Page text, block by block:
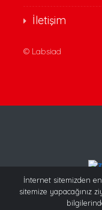
İnternet sitemizden
sitemize yapacağınız
İletişim
© Labsiad